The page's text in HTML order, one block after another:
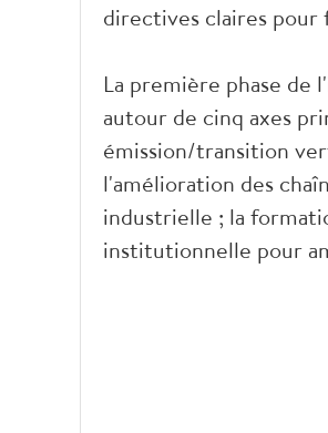
directives claires pour
La première phase
autour de cinq axes
émission/transition
l'amélioration des
industrielle ; la
institutionnelle pour